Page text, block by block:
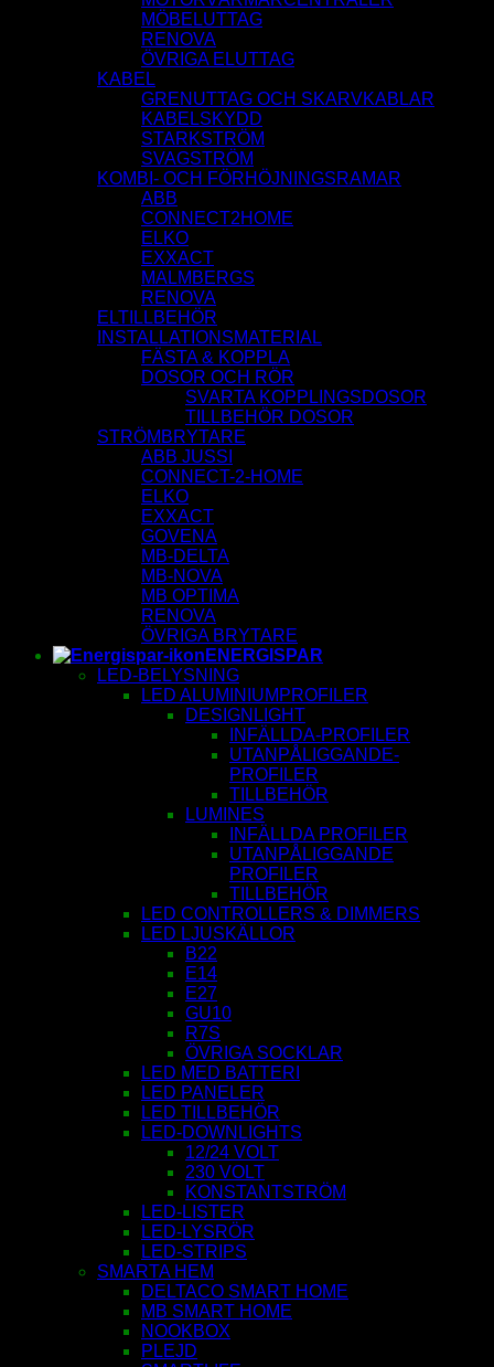
MÖBELUTTAG
RENOVA
ÖVRIGA ELUTTAG
KABEL
GRENUTTAG OCH SKARVKABLAR
KABELSKYDD
STARKSTRÖM
SVAGSTRÖM
KOMBI- OCH FÖRHÖJNINGSRAMAR
ABB
CONNECT2HOME
ELKO
EXXACT
MALMBERGS
RENOVA
ELTILLBEHÖR
INSTALLATIONSMATERIAL
FÄSTA & KOPPLA
DOSOR OCH RÖR
SVARTA KOPPLINGSDOSOR
TILLBEHÖR DOSOR
STRÖMBRYTARE
ABB JUSSI
CONNECT-2-HOME
ELKO
EXXACT
GOVENA
MB-DELTA
MB-NOVA
MB OPTIMA
RENOVA
ÖVRIGA BRYTARE
ENERGISPAR
LED-BELYSNING
LED ALUMINIUMPROFILER
DESIGNLIGHT
INFÄLLDA-PROFILER
UTANPÅLIGGANDE-
PROFILER
TILLBEHÖR
LUMINES
INFÄLLDA PROFILER
UTANPÅLIGGANDE
PROFILER
TILLBEHÖR
LED CONTROLLERS & DIMMERS
LED LJUSKÄLLOR
B22
E14
E27
GU10
R7S
ÖVRIGA SOCKLAR
LED MED BATTERI
LED PANELER
LED TILLBEHÖR
LED-DOWNLIGHTS
12/24 VOLT
230 VOLT
KONSTANTSTRÖM
LED-LISTER
LED-LYSRÖR
LED-STRIPS
SMARTA HEM
DELTACO SMART HOME
MB SMART HOME
NOOKBOX
PLEJD